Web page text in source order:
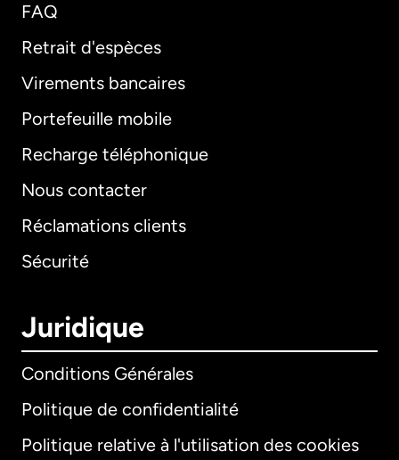
FAQ
Retrait d'espèces
Virements bancaires
Portefeuille mobile
Recharge téléphonique
Nous contacter
Réclamations clients
Sécurité
Juridique
Conditions Générales
Politique de confidentialité
Politique relative à l'utilisation des cookies